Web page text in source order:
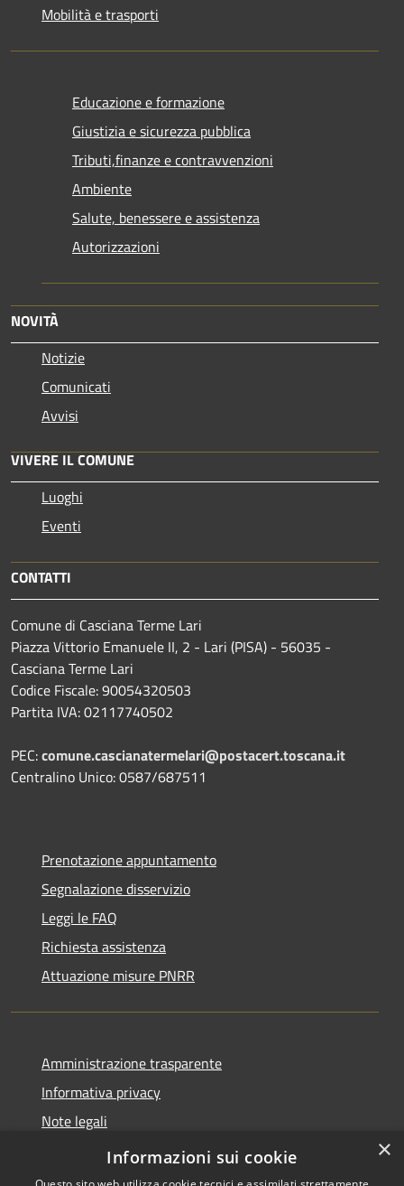
Mobilità e trasporti
Educazione e formazione
Giustizia e sicurezza pubblica
Tributi,finanze e contravvenzioni
Ambiente
Salute, benessere e assistenza
Autorizzazioni
NOVITÀ
Notizie
Comunicati
Avvisi
VIVERE IL COMUNE
Luoghi
Eventi
CONTATTI
Comune di Casciana Terme Lari
Piazza Vittorio Emanuele II, 2 - Lari (PISA) - 56035 -
Casciana Terme Lari
Codice Fiscale: 90054320503
Partita IVA: 02117740502
PEC:comune.cascianatermelari@postacert.toscana.it
Centralino Unico: 0587/687511
Prenotazione appuntamento
Segnalazione disservizio
Leggi le FAQ
Richiesta assistenza
Attuazione misure PNRR
Amministrazione trasparente
Informativa privacy
Note legali
Dichiarazione di accessibilità
×
Informazioni sui cookie